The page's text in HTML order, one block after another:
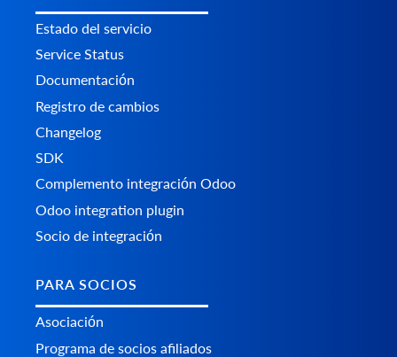
Estado del servicio
Service Status
Documentación
Registro de cambios
Changelog
SDK
Complemento integración Odoo
Odoo integration plugin
Socio de integración
PARA SOCIOS
Asociación
Programa de socios afiliados